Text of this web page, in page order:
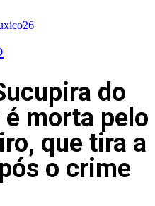
do
morta pelo
que tira a
o crime